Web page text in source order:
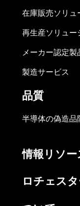
在庫販売ソリュ
再生産ソリュー
メーカー認定
製造サービス
品質
半導体の偽造品
情報リソー
ロチェス